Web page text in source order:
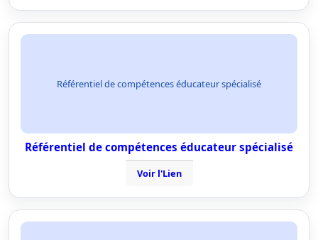
Référentiel de compétences éducateur spécialisé
Référentiel de compétences éducateur spécialisé
Voir l'Lien